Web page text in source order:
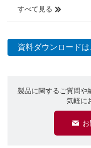
すべて見る
資料ダウンロードは
製品に関するご質問や
気軽に